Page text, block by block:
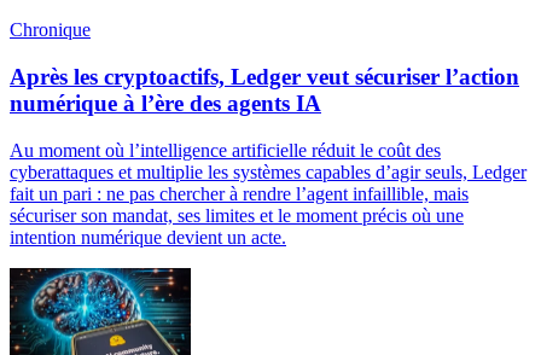
Chronique
Après les cryptoactifs, Ledger veut sécuriser l’action
numérique à l’ère des agents IA
Au moment où l’intelligence artificielle réduit le coût des
cyberattaques et multiplie les systèmes capables d’agir seuls, Ledger
fait un pari : ne pas chercher à rendre l’agent infaillible, mais
sécuriser son mandat, ses limites et le moment précis où une
intention numérique devient un acte.